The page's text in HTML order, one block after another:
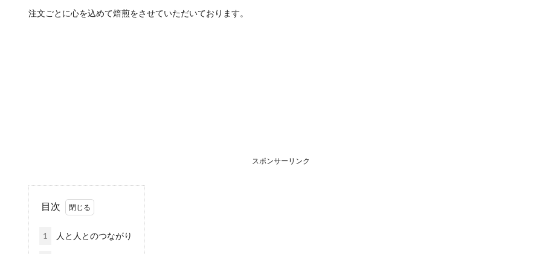
注文ごとに心を込めて焙煎をさせていただいております。
スポンサーリンク
目次
1 人と人とのつながり